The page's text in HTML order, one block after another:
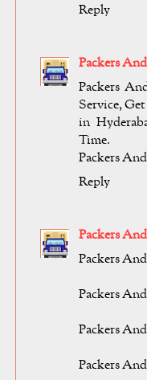
Reply
Packers
Packers
Service,
in
Time.
Packers
Reply
Packers
Packers
Packers
Packers
Packers